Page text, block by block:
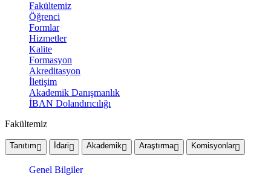
Fakültemiz
Öğrenci
Formlar
Hizmetler
Kalite
Formasyon
Akreditasyon
İletişim
Akademik Danışmanlık
İBAN Dolandırıcılığı
Fakültemiz
Tanıtım İdari Akademik Araştırma Komisyonlar
Genel Bilgiler